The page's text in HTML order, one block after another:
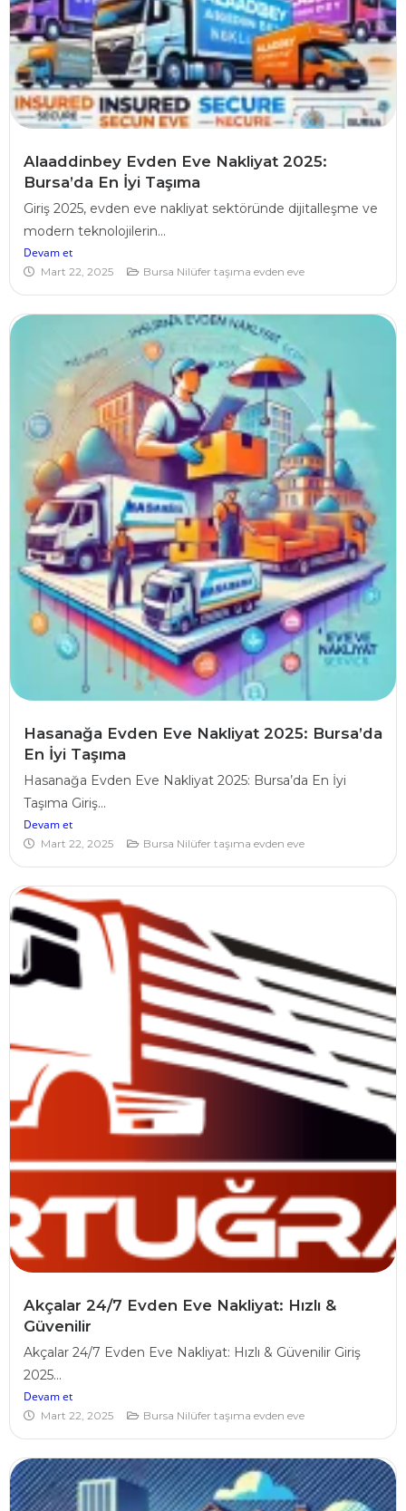
Alaaddinbey Evden Eve Nakliyat 2025:
Bursa’da En İyi Taşıma
Giriş 2025, evden eve nakliyat sektöründe dijitalleşme ve
modern teknolojilerin...
Devam et
Mart 22, 2025 Bursa Nilüfer taşıma evden eve
Hasanağa Evden Eve Nakliyat 2025: Bursa’da
En İyi Taşıma
Hasanağa Evden Eve Nakliyat 2025: Bursa’da En İyi
Taşıma Giriş...
Devam et
Mart 22, 2025 Bursa Nilüfer taşıma evden eve
Akçalar 24/7 Evden Eve Nakliyat: Hızlı &
Güvenilir
Akçalar 24/7 Evden Eve Nakliyat: Hızlı & Güvenilir Giriş
2025...
Devam et
Mart 22, 2025 Bursa Nilüfer taşıma evden eve